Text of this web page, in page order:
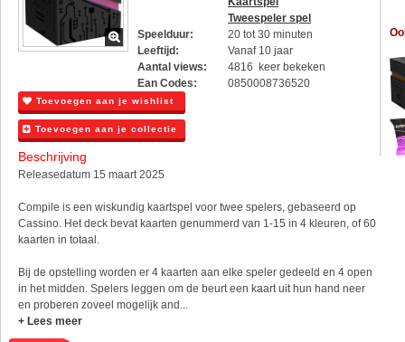
Tweespeler spel
Speelduur:
20 tot 30 minuten
Leeftijd:
Vanaf 10 jaar
Aantal views:
4816 keer bekeken
Ean Codes:
0850008736520
Toevoegen aan je wishlist
Toevoegen aan je collectie
Beschrijving
Releasedatum 15 maart 2025
Compile is een wiskundig kaartspel voor twee spelers, gebaseerd op
Cassino. Het deck bevat kaarten genummerd van 1-15 in 4 kleuren, of 60
kaarten in totaal.
Bij de opstelling worden er 4 kaarten aan elke speler gedeeld en 4 open
in het midden. Spelers leggen om de beurt een kaart uit hun hand neer
en proberen zoveel mogelijk and...
+ Lees meer